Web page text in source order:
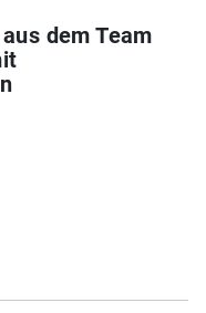
dem Team